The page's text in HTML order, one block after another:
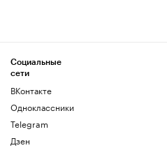
Социальные
сети
ВКонтакте
Одноклассники
Telegram
Дзен